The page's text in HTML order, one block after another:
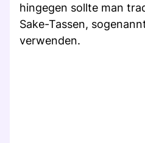
hingegen sollte man
Sake-Tassen,
verwenden.